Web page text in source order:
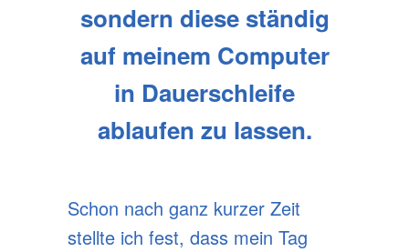
sondern diese ständig
auf meinem Computer
in Dauerschleife
ablaufen zu lassen.
Schon nach ganz kurzer Zeit
stellte ich fest, dass mein Tag